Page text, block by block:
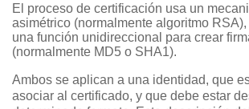
El proceso de certificación usa un
asimétrico (normalmente algoritmo
una función unidireccional para crear
(normalmente MD5 o SHA1).
Ambos se aplican a una identidad, que
asociar al certificado, y que debe estar